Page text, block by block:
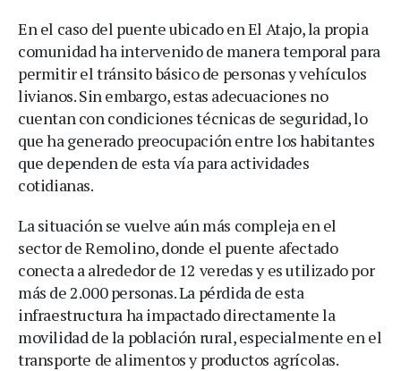
En el caso del puente ubicado en El Atajo, la propia
comunidad ha intervenido de manera temporal para
permitir el tránsito básico de personas y vehículos
livianos. Sin embargo, estas adecuaciones no
cuentan con condiciones técnicas de seguridad, lo
que ha generado preocupación entre los habitantes
que dependen de esta vía para actividades
cotidianas.
La situación se vuelve aún más compleja en el
sector de Remolino, donde el puente afectado
conecta a alrededor de 12 veredas y es utilizado por
más de 2.000 personas. La pérdida de esta
infraestructura ha impactado directamente la
movilidad de la población rural, especialmente en el
transporte de alimentos y productos agrícolas.